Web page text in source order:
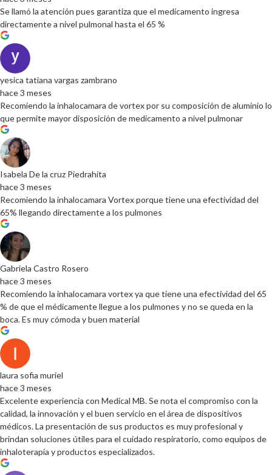
Se llamó la atención pues garantiza que el medicamento ingresa
directamente a nivel pulmonal hasta el 65 %
yesica tatiana vargas zambrano
hace 3 meses
Recomiendo la inhalocamara de vortex por su composición de aluminio lo
que permite mayor disposición de medicamento a nivel pulmonar
Isabela De la cruz Piedrahíta
hace 3 meses
Recomiendo la inhalocamara Vortex porque tiene una efectividad del
65% llegando directamente a los pulmones
Gabriela Castro Rosero
hace 3 meses
Recomiendo la inhalocamara vortex ya que tiene una efectividad del 65
% de que el médicamente llegue a los pulmones y no se queda en la
boca. Es muy cómoda y buen material
laura sofia muriel
hace 3 meses
Excelente experiencia con Medical MB. Se nota el compromiso con la
calidad, la innovación y el buen servicio en el área de dispositivos
médicos. La presentación de sus productos es muy profesional y
brindan soluciones útiles para el cuidado respiratorio, como equipos de
inhaloterapia y productos especializados.